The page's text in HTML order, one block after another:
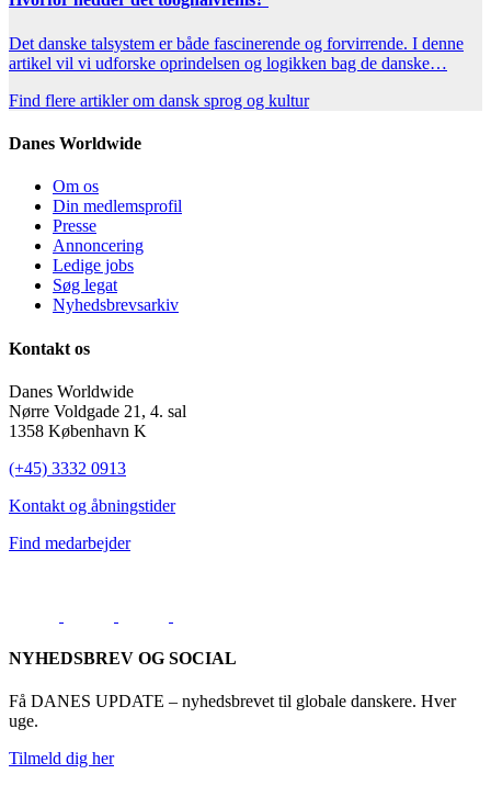
Det danske talsystem er både fascinerende og forvirrende. I denne
artikel vil vi udforske oprindelsen og logikken bag de danske…
Find flere artikler om dansk sprog og kultur
Danes Worldwide
Om os
Din medlemsprofil
Presse
Annoncering
Ledige jobs
Søg legat
Nyhedsbrevsarkiv
Kontakt os
Danes Worldwide
Nørre Voldgade 21, 4. sal
1358 København K
(+45) 3332 0913
Kontakt og åbningstider
Find medarbejder
NYHEDSBREV OG SOCIAL
Få DANES UPDATE – nyhedsbrevet til globale danskere. Hver
uge.
Tilmeld dig her